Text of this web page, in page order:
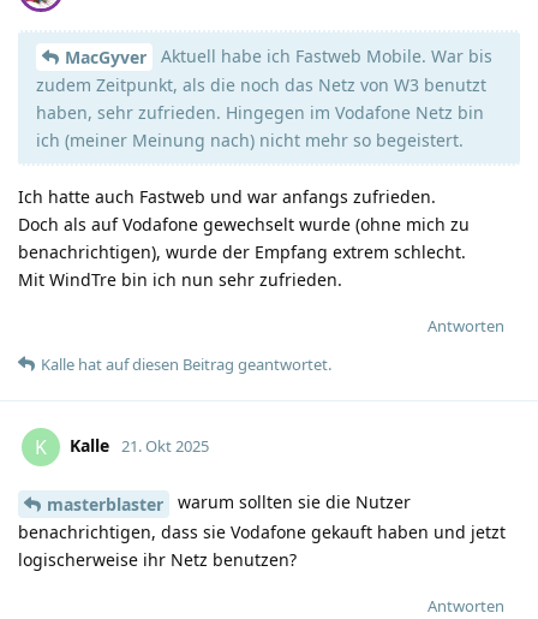
MacGyver
Aktuell habe ich Fastweb Mobile. War bis
zudem Zeitpunkt, als die noch das Netz von W3 benutzt
haben, sehr zufrieden. Hingegen im Vodafone Netz bin
ich (meiner Meinung nach) nicht mehr so begeistert.
Ich hatte auch Fastweb und war anfangs zufrieden.
Doch als auf Vodafone gewechselt wurde (ohne mich zu
benachrichtigen), wurde der Empfang extrem schlecht.
Mit WindTre bin ich nun sehr zufrieden.
Antworten
Kalle hatauf diesen Beitrag geantwortet.
K Kalle 21. Okt 2025
masterblaster
warum sollten sie die Nutzer
benachrichtigen, dass sie Vodafone gekauft haben und jetzt
logischerweise ihr Netz benutzen?
Antworten